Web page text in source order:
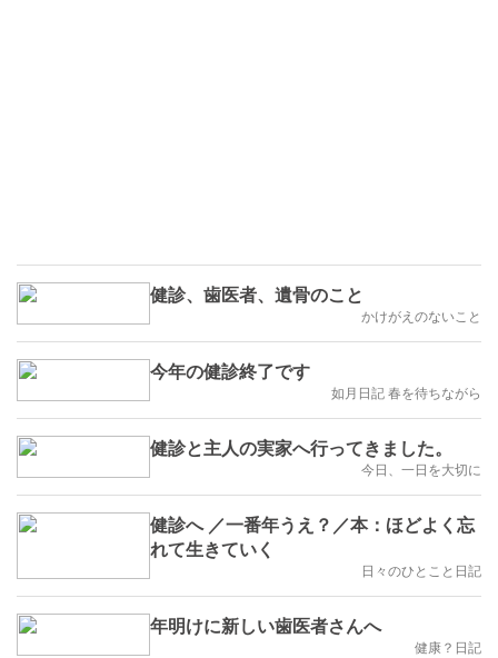
健診、歯医者、遺骨のこと
かけがえのないこと
今年の健診終了です
如月日記 春を待ちながら
健診と主人の実家へ行ってきました。
今日、一日を大切に
健診へ ／一番年うえ？／本：ほどよく忘
れて生きていく
日々のひとこと日記
年明けに新しい歯医者さんへ
健康？日記